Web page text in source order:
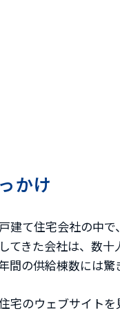
かけ
建て住宅会社の中
てきた会社は、数
間の供給棟数には驚
宅のウェブサイト